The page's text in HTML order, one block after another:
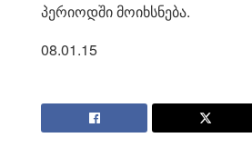
პერიოდში მოიხსნება.
08.01.15